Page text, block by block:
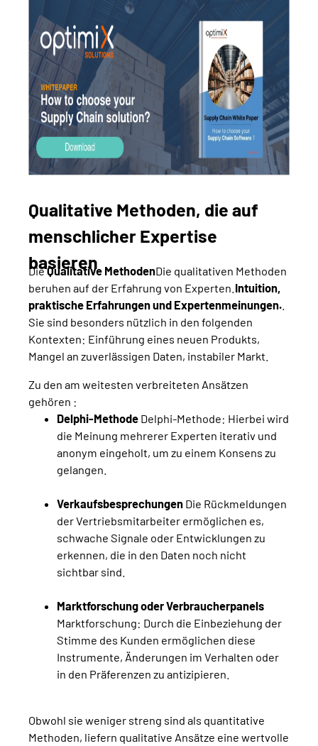
Qualitative Methoden, die auf
menschlicher Expertise
basieren
DieQualitative MethodenDie qualitativen Methoden
beruhen auf der Erfahrung von Experten. Intuition,
praktische Erfahrungen und Expertenmeinungen.
Sie sind besonders nützlich in den folgenden
Kontexten: Einführung eines neuen Produkts,
Mangel an zuverlässigen Daten, instabiler Markt.
Zu den am weitesten verbreiteten Ansätzen
gehören :
Delphi-Methode Delphi-Methode: Hierbei wird
die Meinung mehrerer Experten iterativ und
anonym eingeholt, um zu einem Konsens zu
gelangen.
Verkaufsbesprechungen Die Rückmeldungen
der Vertriebsmitarbeiter ermöglichen es,
schwache Signale oder Entwicklungen zu
erkennen, die in den Daten noch nicht
sichtbar sind.
Marktforschung oder Verbraucherpanels
Marktforschung: Durch die Einbeziehung der
Stimme des Kunden ermöglichen diese
Instrumente, Änderungen im Verhalten oder
in den Präferenzen zu antizipieren.
Obwohl sie weniger streng sind als quantitative
Methoden, liefern qualitative Ansätze eine wertvolle